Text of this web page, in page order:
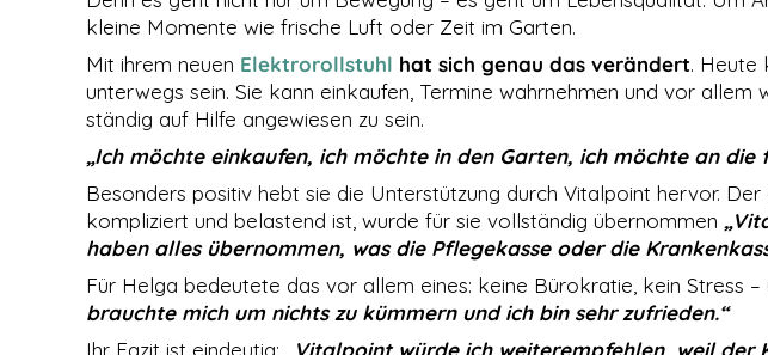
kleine Momente wie frische Luft oder Zeit im Garten.
Mit ihrem neuen Elektrorollstuhl hat sich genau das verändert. Heute
unterwegs sein. Sie kann einkaufen, Termine wahrnehmen und vor allem
ständig auf Hilfe angewiesen zu sein.
„Ich möchte einkaufen, ich möchte in den Garten, ich möchte an die
Besonders positiv hebt sie die Unterstützung durch Vitalpoint hervor.
kompliziert und belastend ist, wurde für sie vollständig übernommen
haben alles übernommen, was die Pflegekasse oder die
Für Helga bedeutete das vor allem eines: keine Bürokratie, kein Stress
brauchte mich um nichts zu kümmern und ich bin sehr zufrieden.“
Diese Cookies
sind nicht
optional. Es
standardmäßig
nur solche
gesetzt, die für
den Betrieb der
Webseite
zwingend
erforderlich
sind und somit
berechtigten
Interesse